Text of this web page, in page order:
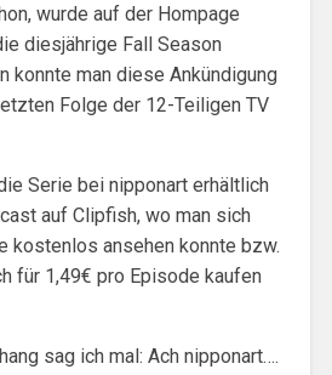
wurde auf der Hompage
diesjährige Fall Season
konnte man diese Ankündigung
Folge der 12-Teiligen TV
Serie bei nipponart erhältlich
auf Clipfish, wo man sich
kostenlos ansehen konnte bzw.
für 1,49€ pro Episode kaufen
sag ich mal: Ach nipponart….